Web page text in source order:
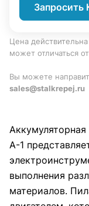
Запросить
Цена
может отличаться
Вы можете
sales@stalkrepej.ru
A-1
выполнения
материалов.